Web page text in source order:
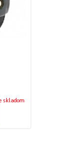
skladom